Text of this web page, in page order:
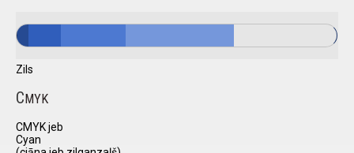
Zils
CMYK
CMYK jeb
Cyan